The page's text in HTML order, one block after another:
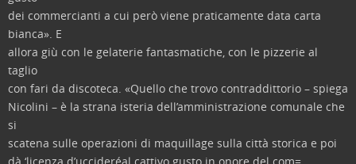
dei commercianti a cui però viene praticamente data carta
bianca». E
allora giù con le gelaterie fantasmatiche, con le pizzerie al
taglio
con fari da discoteca. «Quello che trovo contraddittorio – spiega
Nicolini – è la strana isteria dell’amministrazione comunale che
si
scatena sulle operazioni di maquillage sulla città storica e poi